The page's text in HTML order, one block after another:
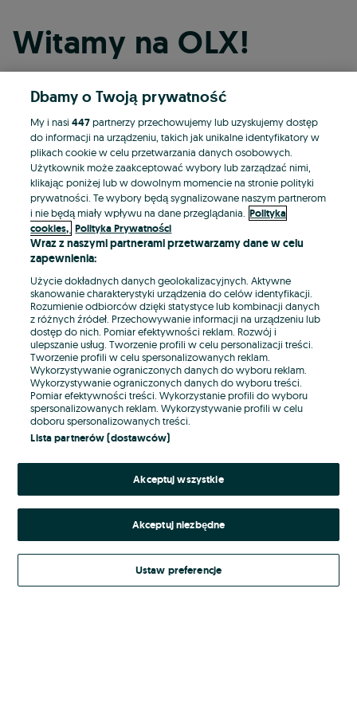
Witamy na OLX!
Kontynuuj przez Facebooka
Kontynuuj przez konto Apple
Kontynuuj przez konto Google
LUB
E-mail
Hasło
Nie pamiętasz hasła?
Zaloguj się
Kontynuując za pośrednictwem jednego z dostawców wskazanych powyżej,
Regulamin serwisuOLX.pl w jego aktualnym brzmieniu.
Dbamy o Twoją prywatność
My i nasi447partnerzy przechowujemy lub uzyskujemy dostęp
do informacji na urządzeniu, takich jak unikalne identyfikatory w
plikach cookie w celu przetwarzania danych osobowych.
Użytkownik może zaakceptować wybory lub zarządzać nimi,
klikając poniżej lub w dowolnym momencie na stronie polityki
prywatności. Te wybory będą sygnalizowane naszym partnerom
i nie będą miały wpływu na dane przeglądania. Polityka
cookies, Polityka Prywatności
Wraz z naszymi partnerami przetwarzamy dane w celu
zapewnienia:
Użycie dokładnych danych geolokalizacyjnych. Aktywne
skanowanie charakterystyki urządzenia do celów identyfikacji.
Rozumienie odbiorców dzięki statystyce lub kombinacji danych
z różnych źródeł. Przechowywanie informacji na urządzeniu lub
dostęp do nich. Pomiar efektywności reklam. Rozwój i
ulepszanie usług. Tworzenie profili w celu personalizacji treści.
Tworzenie profili w celu spersonalizowanych reklam.
Wykorzystywanie ograniczonych danych do wyboru reklam.
Wykorzystywanie ograniczonych danych do wyboru treści.
Pomiar efektywności treści. Wykorzystanie profili do wyboru
spersonalizowanych reklam. Wykorzystywanie profili w celu
doboru spersonalizowanych treści.
Lista partnerów (dostawców)
Akceptuj wszystkie
Akceptuj niezbędne
Ustaw preferencje